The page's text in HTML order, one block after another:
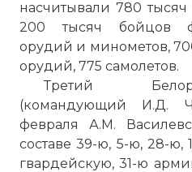
насчитывали 780
200 тысяч бойцов
орудий и минометов,
орудий, 775 самолетов.
Третий
(командующий И.Д.
февраля А.М.
составе 39-ю, 5-ю, 28-ю,
гвардейскую, 31-ю